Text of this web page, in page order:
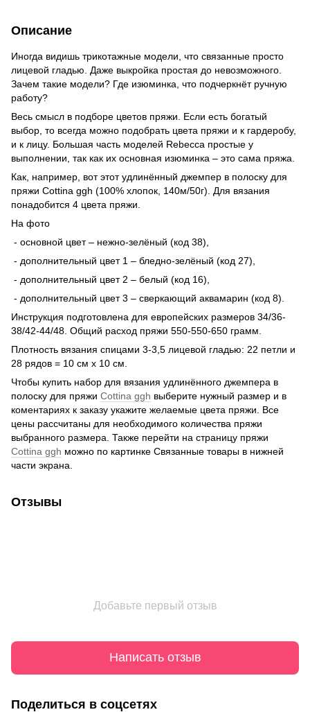
Описание
Иногда видишь трикотажные модели, что связанные просто
лицевой гладью. Даже выкройка простая до невозможного.
Зачем такие модели? Где изюминка, что подчеркнёт ручную
работу?
Весь смысл в подборе цветов пряжи. Если есть богатый
выбор, то всегда можно подобрать цвета пряжи и к гардеробу,
и к лицу. Большая часть моделей Rebecca простые у
выполнении, так как их основная изюминка – это сама пряжа.
Как, например, вот этот удлинённый джемпер в полоску для
пряжи Cottina ggh (100% хлопок, 140м/50г). Для вязания
понадобится 4 цвета пряжи.
На фото
- основной цвет – нежно-зелёный (код 38),
- дополнительный цвет 1 – бледно-зелёный (код 27),
- дополнительный цвет 2 – белый (код 16),
- дополнительный цвет 3 – сверкающий аквамарин (код 8).
Инструкция подготовлена для европейских размеров 34/36-
38/42-44/48. Общий расход пряжи 550-550-650 грамм.
Плотность вязания спицами 3-3,5 лицевой гладью: 22 петли и
28 рядов = 10 см х 10 см.
Чтобы купить набор для вязания удлинённого джемпера в
полоску для пряжи Cottina ggh выберите нужный размер и в
коментариях к заказу укажите желаемые цвета пряжи. Все
цены рассчитаны для необходимого количества пряжи
выбранного размера. Также перейти на страницу пряжи
Cottina ggh можно по картинке Связанные товары в нижней
части экрана.
Отзывы
Добавьте первый отзыв
Написать отзыв
Поделиться в соцсетях